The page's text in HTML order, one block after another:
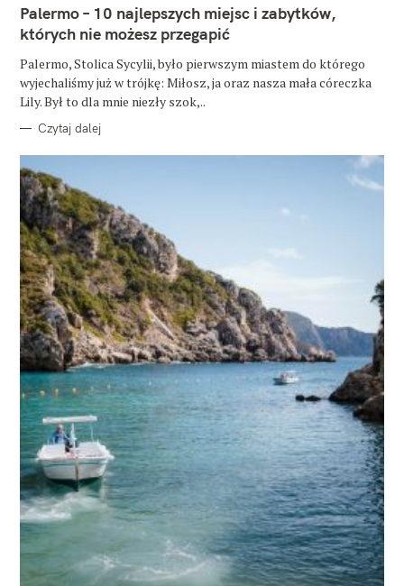
G
R
Palermo – 10 najlepszych miejsc i zabytków,
których nie możesz przegapić
Palermo, Stolica Sycylii, było pierwszym miastem do którego
wyjechaliśmy już w trójkę: Miłosz, ja oraz nasza mała córeczka
Lily. Był to dla mnie niezły szok,..
Czytaj dalej